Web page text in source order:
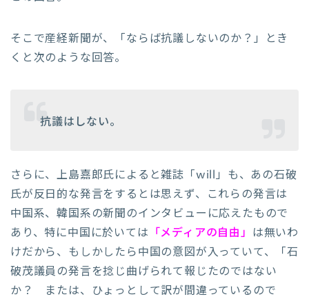
そこで産経新聞が、「ならば抗議しないのか？」とき
くと次のような回答。
抗議はしない。
さらに、上島嘉郎氏によると雑誌「will」も、あの石破
氏が反日的な発言をするとは思えず、これらの発言は
中国系、韓国系の新聞のインタビューに応えたもので
あり、特に中国に於いては 「メディアの自由」 は無いわ
けだから、もしかしたら中国の意図が入っていて、「石
破茂議員の発言を捻じ曲げられて報じたのではない
か？ または、ひょっとして訳が間違っているので